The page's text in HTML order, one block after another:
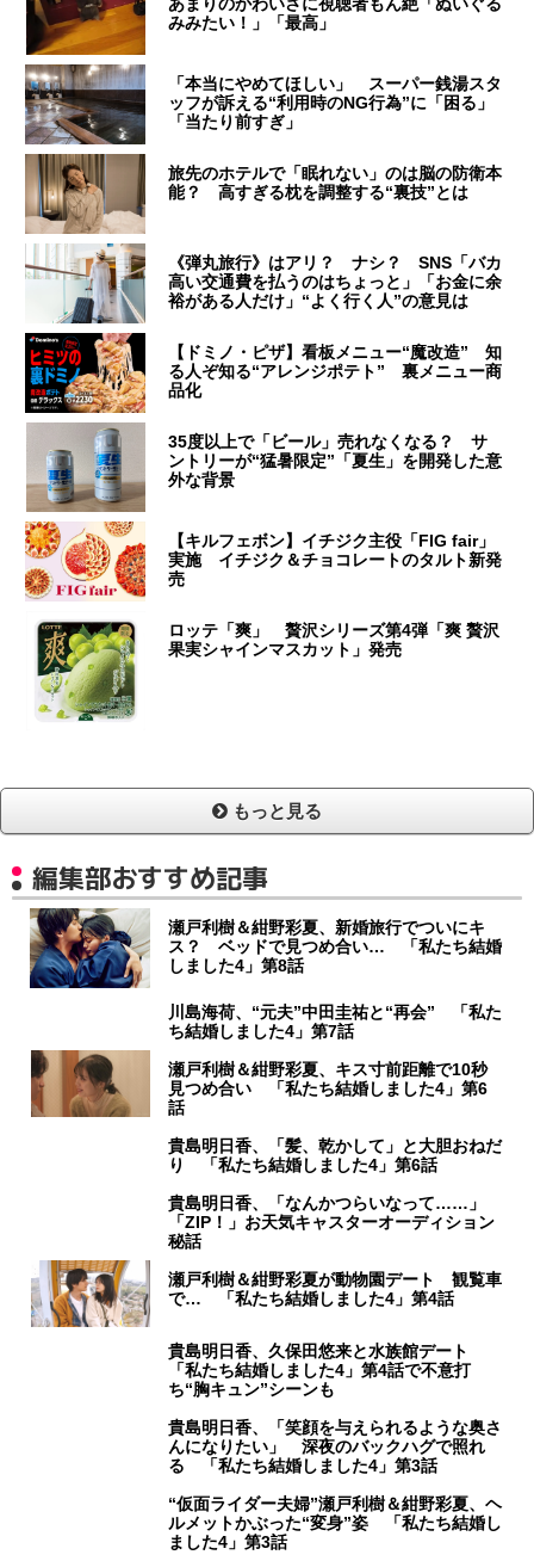
みみたい！」「最高」
「本当にやめてほしい」 スーパー銭湯スタ
ッフが訴える“利用時のNG行為”に「困る」
「当たり前すぎ」
旅先のホテルで「眠れない」のは脳の防衛本
能？ 高すぎる枕を調整する“裏技”とは
《弾丸旅行》はアリ？ ナシ？ SNS「バカ
高い交通費を払うのはちょっと」「お金に余
裕がある人だけ」“よく行く人”の意見は
【ドミノ・ピザ】看板メニュー“魔改造” 知
る人ぞ知る“アレンジポテト” 裏メニュー商
品化
35度以上で「ビール」売れなくなる？ サ
ントリーが“猛暑限定”「夏生」を開発した意
外な背景
【キルフェボン】イチジク主役「FIG fair」
実施 イチジク＆チョコレートのタルト新発
売
ロッテ「爽」 贅沢シリーズ第4弾「爽 贅沢
果実シャインマスカット」発売
もっと見る
編集部おすすめ記事
瀬戸利樹＆紺野彩夏、新婚旅行でついにキ
ス？ ベッドで見つめ合い… 「私たち結婚
しました4」第8話
川島海荷、“元夫”中田圭祐と“再会” 「私た
ち結婚しました4」第7話
瀬戸利樹＆紺野彩夏、キス寸前距離で10秒
見つめ合い 「私たち結婚しました4」第6
話
貴島明日香、「髪、乾かして」と大胆おねだ
り 「私たち結婚しました4」第6話
貴島明日香、「なんかつらいなって……」
「ZIP！」お天気キャスターオーディション
秘話
瀬戸利樹＆紺野彩夏が動物園デート 観覧車
で… 「私たち結婚しました4」第4話
貴島明日香、久保田悠来と水族館デート
「私たち結婚しました4」第4話で不意打
ち“胸キュン”シーンも
貴島明日香、「笑顔を与えられるような奥さ
んになりたい」 深夜のバックハグで照れ
る 「私たち結婚しました4」第3話
“仮面ライダー夫婦”瀬戸利樹＆紺野彩夏、ヘ
ルメットかぶった“変身”姿 「私たち結婚し
ました4」第3話